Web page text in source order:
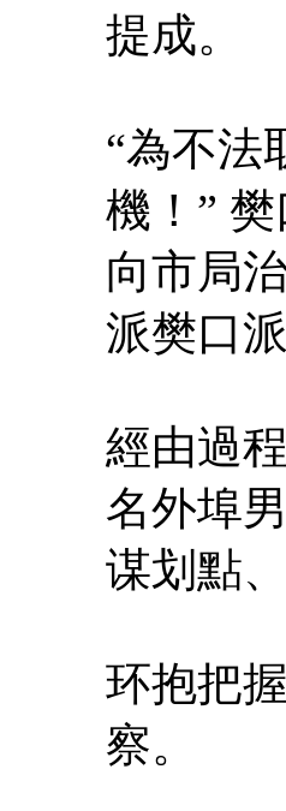
提成。
“為不法
機！”
向市局
派樊口
經由過
名外埠
谋划點
环抱把
察。